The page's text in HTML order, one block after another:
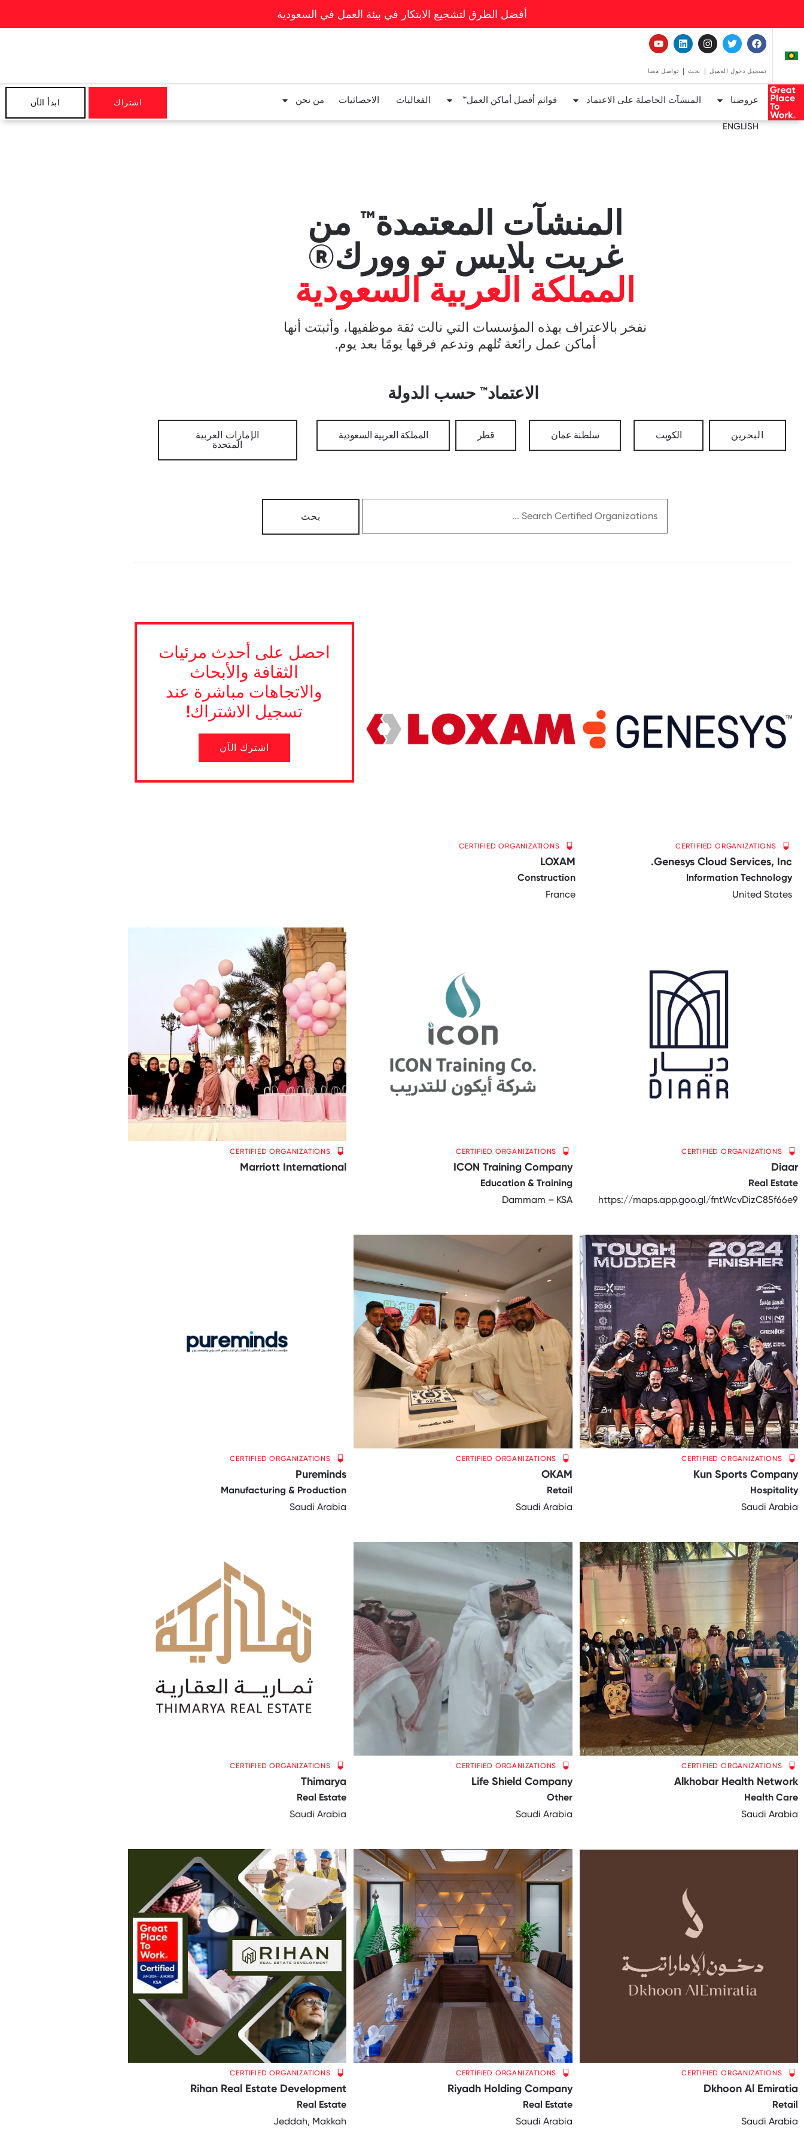
أفضل الطرق لتشجيع الابتكار في بيئة العمل في السعودية
تسجيل دخول العميل بحث تواصل معنا
عروضنا المنشآت الحاصلة على الاعتماد قوائم أفضل أماكن العمل™ الفعاليات الاحصائيات من نحن
ENGLISH
اشتراك ابدأ الآن
المنشآت المعتمدة™ من
غريت بلايس تو وورك®
المملكة العربية السعودية
نفخر بالاعتراف بهذه المؤسسات التي نالت ثقة موظفيها، وأثبتت أنها
أماكن عمل رائعة تُلهم وتدعم فرقها يومًا بعد يوم.
الاعتماد™ حسب الدولة
البحرين الكويت سلطنة عمان قطر المملكة العربية السعودية
الإمارات العربية
المتحدة
CERTIFIED ORGANIZATIONS
Genesys Cloud Services, Inc.
Information Technology
United States
CERTIFIED ORGANIZATIONS
LOXAM
Construction
France
احصل على أحدث مرئيات
الثقافة والأبحاث
والاتجاهات مباشرة عند
تسجيل الاشتراك!
اشترك الآن
CERTIFIED ORGANIZATIONS
Diaar
Real Estate
https://maps.app.goo.gl/fntWcvDizC85f66e9
CERTIFIED ORGANIZATIONS
ICON Training Company
Education & Training
Dammam – KSA
CERTIFIED ORGANIZATIONS
Marriott International
CERTIFIED ORGANIZATIONS
Kun Sports Company
Hospitality
Saudi Arabia
CERTIFIED ORGANIZATIONS
OKAM
Retail
Saudi Arabia
CERTIFIED ORGANIZATIONS
Pureminds
Manufacturing & Production
Saudi Arabia
CERTIFIED ORGANIZATIONS
Alkhobar Health Network
Health Care
Saudi Arabia
CERTIFIED ORGANIZATIONS
Life Shield Company
Other
Saudi Arabia
CERTIFIED ORGANIZATIONS
Thimarya
Real Estate
Saudi Arabia
CERTIFIED ORGANIZATIONS
Dkhoon Al Emiratia
Retail
Saudi Arabia
CERTIFIED ORGANIZATIONS
Riyadh Holding Company
Real Estate
Saudi Arabia
CERTIFIED ORGANIZATIONS
Rihan Real Estate Development
Real Estate
Jeddah, Makkah